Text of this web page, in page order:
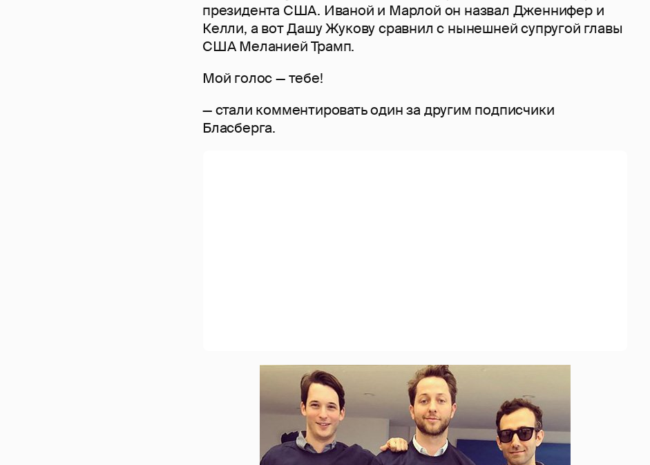
президента США. Иваной и Марлой он назвал Дженнифер и
Келли, а вот Дашу Жукову сравнил с нынешней супругой главы
США Меланией Трамп.
Мой голос — тебе!
— стали комментировать один за другим подписчики
Бласберга.